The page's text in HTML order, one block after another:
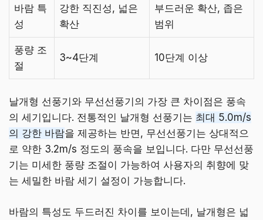
바람 특
성
강한 직진성, 넓은
확산
부드러운 확산, 좁은
범위
풍량 조
절
3~4단계 10단계 이상
날개형 선풍기와 무선선풍기의 가장 큰 차이점은 풍속
의 세기입니다. 전통적인 날개형 선풍기는 최대 5.0m/s
의 강한 바람을 제공하는 반면, 무선선풍기는 상대적으
로 약한 3.2m/s 정도의 풍속을 보입니다. 다만 무선선풍
기는 미세한 풍량 조절이 가능하여 사용자의 취향에 맞
는 세밀한 바람 세기 설정이 가능합니다.
바람의 특성도 두드러진 차이를 보이는데, 날개형은 넓